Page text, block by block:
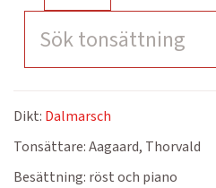
Dikt: Dalmarsch
Tonsättare:Aagaard, Thorvald
Besättning: röst och piano